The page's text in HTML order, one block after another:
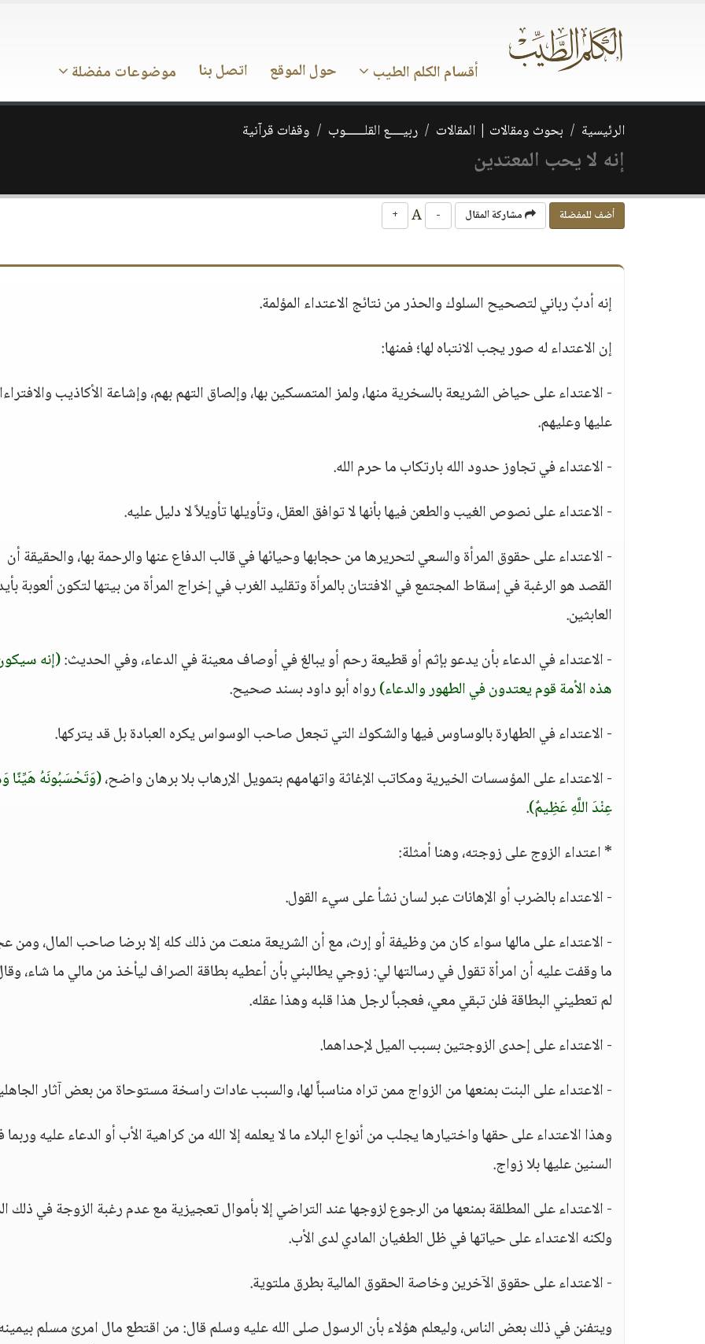
أقسام الكلم الطيب حول الموقع اتصل بنا موضوعات مفضلة
الرئيسية بحوث ومقالات | المقالات ربيــــع القلــــــوب وقفات قرآنية
إنه لا يحب المعتدين
أضف للمفضلة مشاركة المقال -
+
إنه أدبٌ رباني لتصحيح السلوك والحذر من نتائج الاعتداء المؤلمة.
إن الاعتداء له صور يجب الانتباه لها؛ فمنها:
- الاعتداء على حياض الشريعة بالسخرية منها، ولمز المتمسكين بها، وإلصاق التهم بهم، وإشاعة الأكاذيب
عليها وعليهم.
- الاعتداء في تجاوز حدود الله بارتكاب ما حرم الله.
- الاعتداء على نصوص الغيب والطعن فيها بأنها لا توافق العقل، وتأويلها تأويلاً لا دليل عليه.
- الاعتداء على حقوق المرأة والسعي لتحريرها من حجابها وحيائها في قالب الدفاع عنها والرحمة بها، والحقيقة أن
القصد هو الرغبة في إسقاط المجتمع في الافتتان بالمرأة وتقليد الغرب في إخراج المرأة من بيتها لتكون ألعوبة
العابثين.
- الاعتداء في الدعاء بأن يدعو بإثم أو قطيعة رحم أو يبالغ في أوصاف معينة في الدعاء، وفي الحديث:(إنه
هذه الأمة قوم يعتدون في الطهور والدعاء)رواه أبو داود بسند صحيح.
- الاعتداء في الطهارة بالوساوس فيها والشكوك التي تجعل صاحب الوسواس يكره العبادة بل قد يتركها.
- الاعتداء على المؤسسات الخيرية ومكاتب الإغاثة واتهامهم بتمويل الإرهاب بلا برهان واضح،(وَتَحْسَبُونَهُ هَيِّنًا
عِنْدَ اللَّهِ عَظِيمٌ).
* اعتداء الزوج على زوجته، وهنا أمثلة:
- الاعتداء بالضرب أو الإهانات عبر لسان نشأ على سيء القول.
- الاعتداء على مالها سواء كان من وظيفة أو إرث، مع أن الشريعة منعت من ذلك كله إلا برضا صاحب المال، ومن
ما وقفت عليه أن امرأة تقول في رسالتها لي: زوجي يطالبني بأن أعطيه بطاقة الصراف ليأخذ من مالي ما شاء،
لم تعطيني البطاقة فلن تبقي معي، فعجباً لرجل هذا قلبه وهذا عقله.
- الاعتداء على إحدى الزوجتين بسبب الميل لإحداهما.
- الاعتداء على البنت بمنعها من الزواج ممن تراه مناسباً لها، والسبب عادات راسخة مستوحاة من بعض آثار
وهذا الاعتداء على حقها واختيارها يجلب من أنواع البلاء ما لا يعلمه إلا الله من كراهية الأب أو الدعاء عليه
السنين عليها بلا زواج.
- الاعتداء على المطلقة بمنعها من الرجوع لزوجها عند التراضي إلا بأموال تعجيزية مع عدم رغبة الزوجة في ذلك
ولكنه الاعتداء على حياتها في ظل الطغيان المادي لدى الأب.
- الاعتداء على حقوق الآخرين وخاصة الحقوق المالية بطرق ملتوية.
ويتفنن في ذلك بعض الناس، وليعلم هؤلاء بأن الرسول صلى الله عليه وسلم قال: من اقتطع مال امرئ مسلم